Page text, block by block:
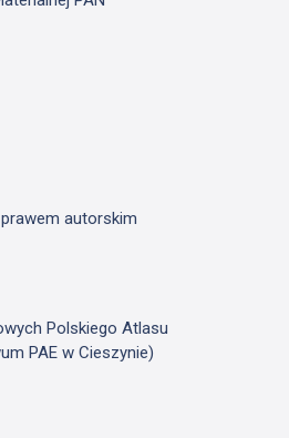
autorskim
Polskiego Atlasu
PAE w Cieszynie)